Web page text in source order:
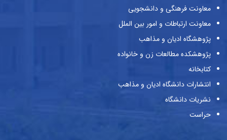
معاونت فرهنگی و دانشجویی
معاونت ارتباطات و امور بین الملل
پژوهشگاه ادیان و مذاهب
پژوهشکده مطالعات زن و خانواده
کتابخانه
انتشارات دانشگاه ادیان و مذاهب
نشریات دانشگاه
حراست